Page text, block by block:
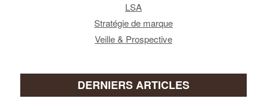
LSA
Stratégie de marque
Veille & Prospective
DERNIERS ARTICLES